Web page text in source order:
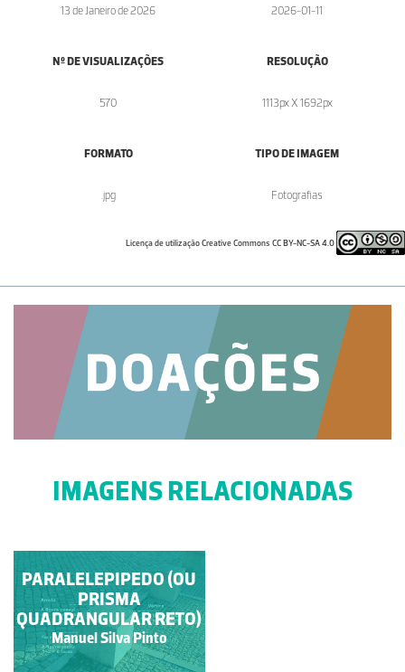
13 de Janeiro de 2026 2026-01-11
Nº DE VISUALIZAÇÕES
570
RESOLUÇÃO
1113px X 1692px
FORMATO
.jpg
TIPO DE IMAGEM
Fotografias
Licença de utilização Creative Commons CC BY-NC-SA 4.0
IMAGENS RELACIONADAS
SÓLIDOS
GEOMÉTRICOS
Associação Atractor -
Matemática Interactiva
PARALELEPIPEDO (OU
PRISMA
QUADRANGULAR RETO)
Manuel Silva Pinto